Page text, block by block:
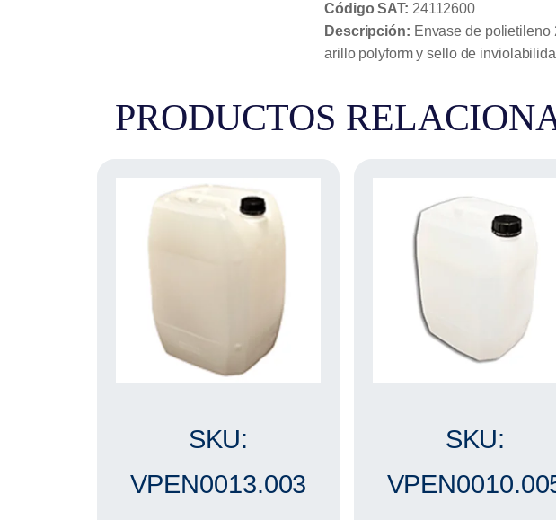
Código SAT: 24112600
Descripción: Envase de polietileno
arillo polyform y sello de
PRODUCTOS
SKU:
VPEN0013.003
SKU: